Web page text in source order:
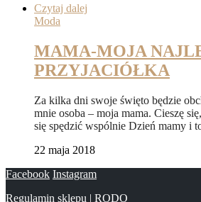
Czytaj dalej
Moda
MAMA-MOJA
PRZYJACIÓŁKA
Za kilka dni swoje święto będzie
mnie osoba – moja mama. Cieszę
się spędzić wspólnie Dzień mamy i
22 maja 2018
Facebook Instagram
Regulamin sklepu | RODO